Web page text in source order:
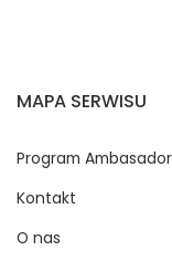
MAPA SERWISU
Program
Kontakt
O nas